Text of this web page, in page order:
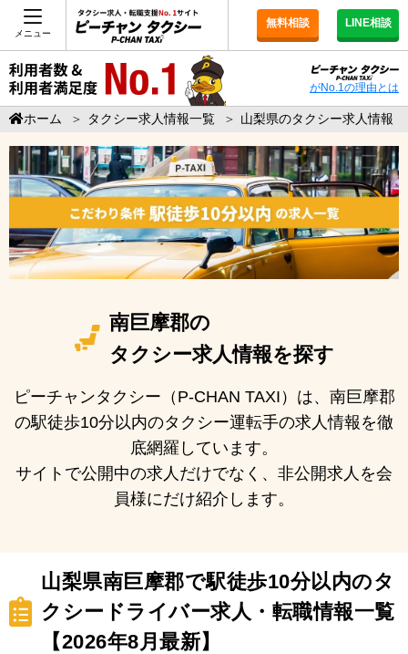
メニュー
無料相談 LINE相談
がNo.1の理由とは
ホーム ＞ タクシー求人情報一覧 ＞ 山梨県のタクシー求人情報
南巨摩郡の
タクシー求人情報を探す
ピーチャンタクシー（P-CHAN TAXI）は、南巨摩郡
の駅徒歩10分以内のタクシー運転手の求人情報を徹
底網羅しています。
サイトで公開中の求人だけでなく、非公開求人を会
員様にだけ紹介します。
山梨県南巨摩郡で駅徒歩10分以内のタ
クシードライバー求人・転職情報一覧
【2026年8月最新】